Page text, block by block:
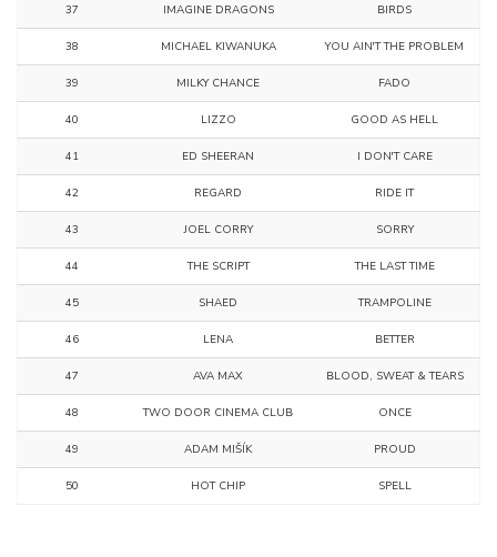
37 IMAGINE DRAGONS BIRDS
38 MICHAEL KIWANUKA YOU AIN'T THE PROBLEM
39 MILKY CHANCE FADO
40 LIZZO GOOD AS HELL
41 ED SHEERAN I DON'T CARE
42 REGARD RIDE IT
43 JOEL CORRY SORRY
44 THE SCRIPT THE LAST TIME
45 SHAED TRAMPOLINE
46 LENA BETTER
47 AVA MAX BLOOD, SWEAT & TEARS
48 TWO DOOR CINEMA CLUB ONCE
49 ADAM MIŠÍK PROUD
50 HOT CHIP SPELL